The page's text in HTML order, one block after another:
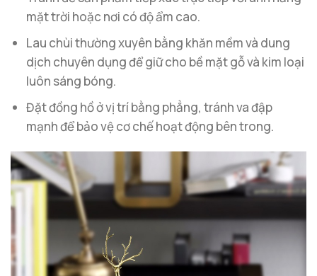
mặt trời hoặc nơi có độ ẩm cao.
Lau chùi thường xuyên bằng khăn mềm và dung
dịch chuyên dụng để giữ cho bề mặt gỗ và kim loại
luôn sáng bóng.
Đặt đồng hồ ở vị trí bằng phẳng, tránh va đập
mạnh để bảo vệ cơ chế hoạt động bên trong.